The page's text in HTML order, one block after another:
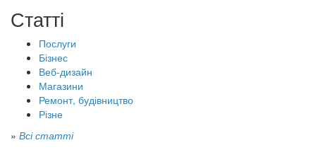
Статті
Послуги
Бізнес
Веб-дизайн
Магазини
Ремонт, будівництво
Різне
» Всі статті